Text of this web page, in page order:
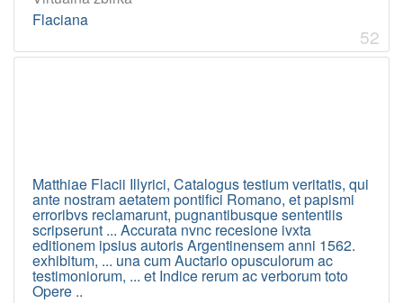
Flaciana
52
Matthiae Flacii Illyrici, Catalogus testium veritatis, qui
ante nostram aetatem pontifici Romano, et papismi
erroribvs reclamarunt, pugnantibusque sententiis
scripserunt ... Accurata nvnc recesione ivxta
editionem ipsius autoris Argentinensem anni 1562.
exhibitum, ... una cum Auctario opusculorum ac
testimoniorum, ... et Indice rerum ac verborum toto
Opere ..